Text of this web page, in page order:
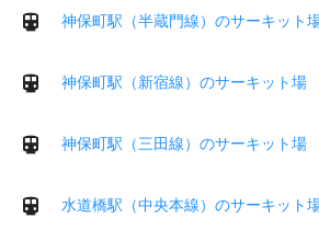
神保町駅（半蔵門線）のサーキット
神保町駅（新宿線）のサーキット場
神保町駅（三田線）のサーキット場
水道橋駅（中央本線）のサーキット